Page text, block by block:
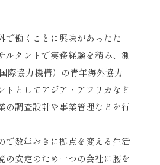
で働くことに興味があったた
ルタントで実務経験を積み、測
際協力機構）の青年海外協力
トとしてアジア・アフリカなど
の調査設計や事業管理などを行
で数年おきに拠点を変える生活
の安定のため一つの会社に腰を